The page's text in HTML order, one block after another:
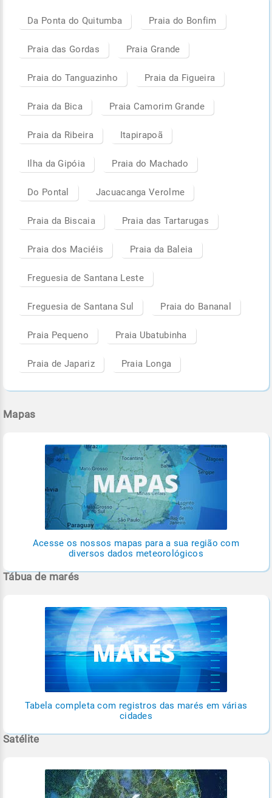
Da Ponta do Quitumba Praia do Bonfim
Praia das Gordas Praia Grande
Praia do Tanguazinho Praia da Figueira
Praia da Bica Praia Camorim Grande
Praia da Ribeira Itapirapoã
Ilha da Gipóia Praia do Machado
Do Pontal Jacuacanga Verolme
Praia da Biscaia Praia das Tartarugas
Praia dos Maciéis Praia da Baleia
Freguesia de Santana Leste
Freguesia de Santana Sul Praia do Bananal
Praia Pequeno Praia Ubatubinha
Praia de Japariz Praia Longa
Mapas
Acesse os nossos mapas para a sua região com
diversos dados meteorológicos
Tábua de marés
Tabela completa com registros das marés em várias
cidades
Satélite